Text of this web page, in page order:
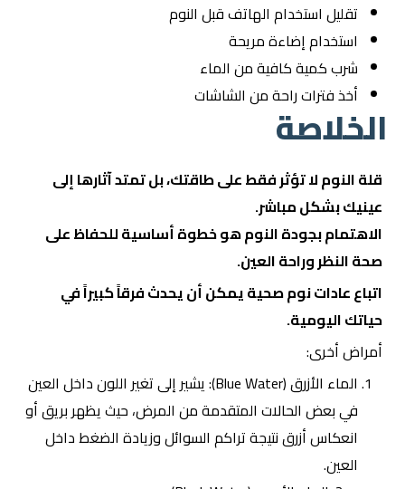
تقليل استخدام الهاتف قبل النوم
استخدام إضاءة مريحة
شرب كمية كافية من الماء
أخذ فترات راحة من الشاشات
الخلاصة
قلة النوم لا تؤثر فقط على طاقتك، بل تمتد آثارها إلى
عينيك بشكل مباشر.
الاهتمام بجودة النوم هو خطوة أساسية للحفاظ على
صحة النظر وراحة العين.
اتباع عادات نوم صحية يمكن أن يحدث فرقاً كبيراً في
حياتك اليومية.
أمراض أخرى:
الماء الأزرق (Blue Water): يشير إلى تغير اللون داخل العين
في بعض الحالات المتقدمة من المرض، حيث يظهر بريق أو
انعكاس أزرق نتيجة تراكم السوائل وزيادة الضغط داخل
العين.